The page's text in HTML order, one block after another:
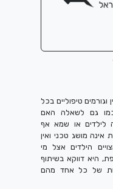
וגורמים טיפוליים בכל
גם לשאלה האם
לילדים או שמא אף
מושג טכני ואין
הילדים אצל מי
היא דווקא בשיתוף
של כל אחד מהם